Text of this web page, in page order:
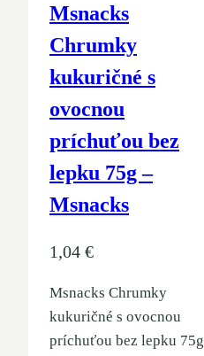
Msnacks
Chrumky
kukuričné ​​s
ovocnou
príchuťou bez
lepku 75g –
Msnacks
1,04 €
Msnacks Chrumky
kukuričné ​​s ovocnou
príchuťou bez lepku 75g